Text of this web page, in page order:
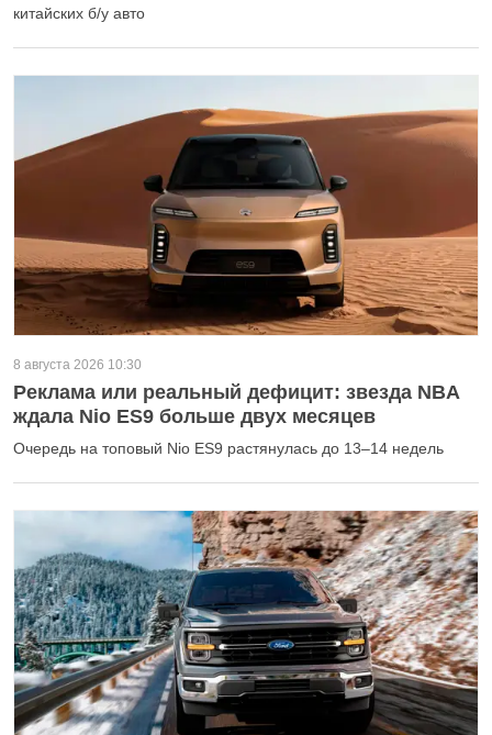
китайских б/у авто
8 августа 2026 10:30
Реклама или реальный дефицит: звезда NBA
ждала Nio ES9 больше двух месяцев
Очередь на топовый Nio ES9 растянулась до 13–14 недель